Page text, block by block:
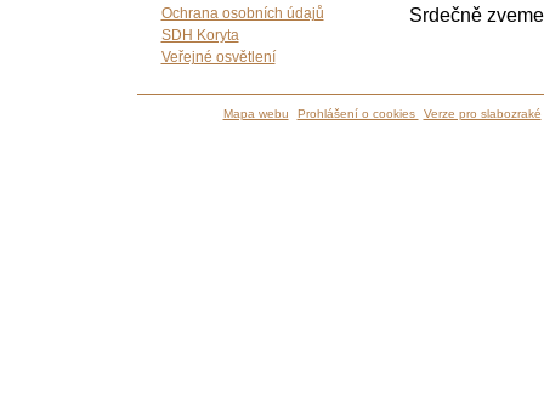
Ochrana osobních údajů
SDH Koryta
Veřejné osvětlení
Srdečně
Mapa webu Prohlášení o cookies Verze pro slabozraké